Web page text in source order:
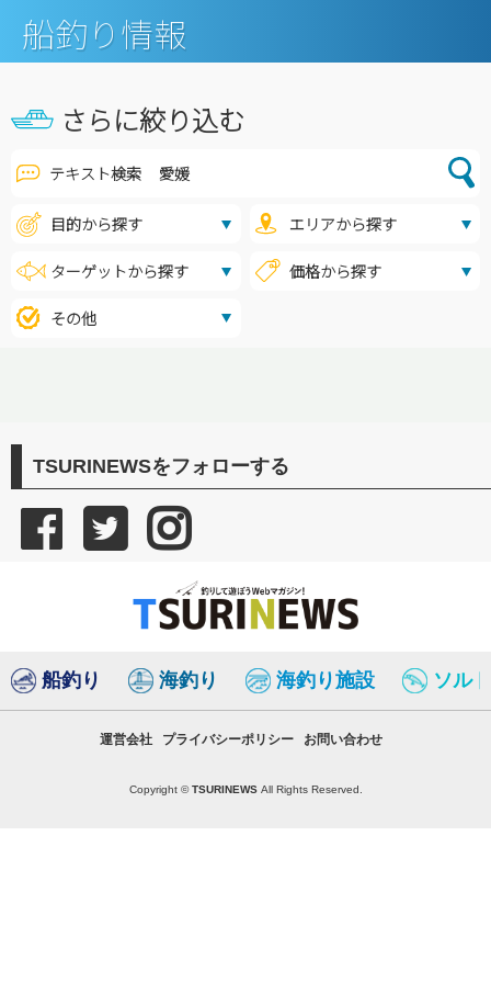
船釣り情報
さらに絞り込む
テキスト検索
TSURINEWSをフォローする
船釣り 海釣り 海釣り施設 ソル
運営会社 プライバシーポリシー お問い合わせ
Copyright ©TSURINEWSAll Rights Reserved.